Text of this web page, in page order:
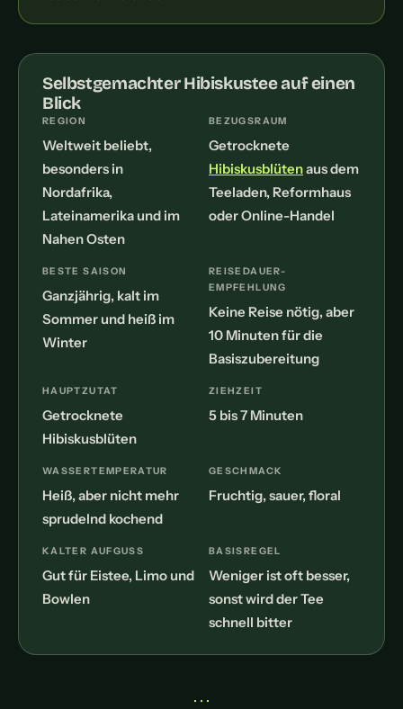
Selbstgemachter Hibiskustee auf einen
Blick
REGION
Weltweit beliebt,
besonders in
Nordafrika,
Lateinamerika und im
Nahen Osten
BEZUGSRAUM
Getrocknete
Hibiskusblütenaus dem
Teeladen, Reformhaus
oder Online-Handel
BESTE SAISON
Ganzjährig, kalt im
Sommer und heiß im
Winter
REISEDAUER-
EMPFEHLUNG
Keine Reise nötig, aber
10 Minuten für die
Basiszubereitung
HAUPTZUTAT
Getrocknete
Hibiskusblüten
ZIEHZEIT
5 bis 7 Minuten
WASSERTEMPERATUR
Heiß, aber nicht mehr
sprudelnd kochend
GESCHMACK
Fruchtig, sauer, floral
KALTER AUFGUSS
Gut für Eistee, Limo und
Bowlen
BASISREGEL
Weniger ist oft besser,
sonst wird der Tee
schnell bitter
• • •